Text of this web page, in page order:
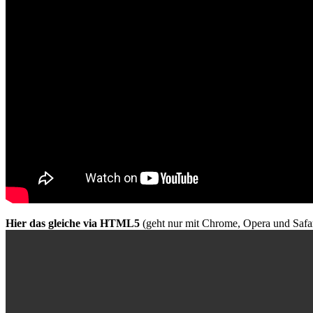
Hier das gleiche via HTML5 (geht nur mit Chrome, Opera und